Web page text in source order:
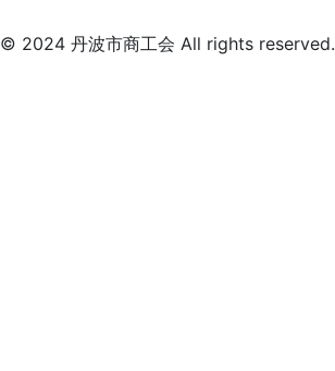
© 2024 丹波市商工会 All rights reserved.